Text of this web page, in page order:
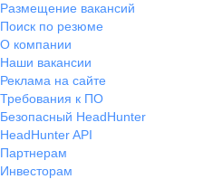
Размещение вакансий
Поиск по резюме
О компании
Наши вакансии
Реклама на сайте
Требования к ПО
Безопасный HeadHunter
HeadHunter API
Партнерам
Инвесторам